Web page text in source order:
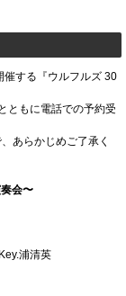
催する『ウルフルズ 30
ともに電話での予約受
あらかじめご了承く
会〜
浦清英